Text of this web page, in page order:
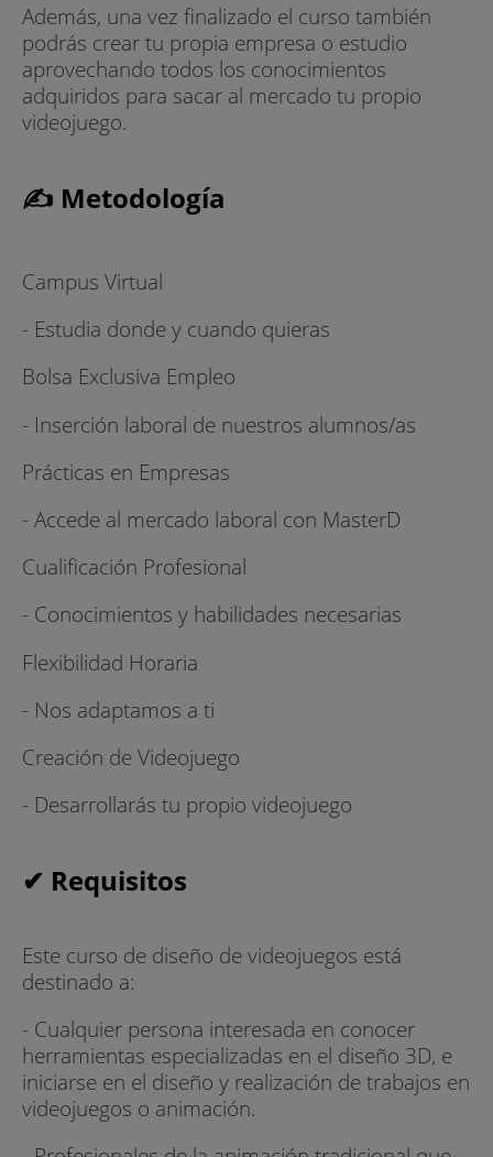
Además, una vez finalizado el curso también
podrás crear tu propia empresa o estudio
aprovechando todos los conocimientos
adquiridos para sacar al mercado tu propio
videojuego.
✍ Metodología
Campus Virtual
- Estudia donde y cuando quieras
Bolsa Exclusiva Empleo
- Inserción laboral de nuestros alumnos/as
Prácticas en Empresas
- Accede al mercado laboral con MasterD
Cualificación Profesional
- Conocimientos y habilidades necesarias
Flexibilidad Horaria
- Nos adaptamos a ti
Creación de Videojuego
- Desarrollarás tu propio videojuego
✔ Requisitos
Este curso de diseño de videojuegos está
destinado a:
- Cualquier persona interesada en conocer
herramientas especializadas en el diseño 3D, e
iniciarse en el diseño y realización de trabajos en
videojuegos o animación.